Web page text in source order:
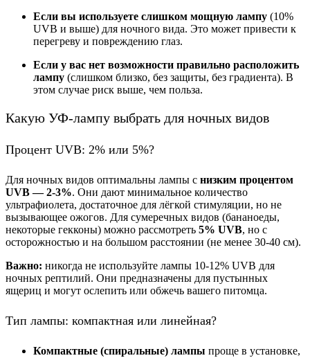
Если вы используете слишком мощную лампу (10%
UVB и выше) для ночного вида. Это может привести к
перегреву и повреждению глаз.
Если у вас нет возможности правильно расположить
лампу (слишком близко, без защиты, без градиента). В
этом случае риск выше, чем польза.
Какую УФ-лампу выбрать для ночных видов
Процент UVB: 2% или 5%?
Для ночных видов оптимальны лампы с низким процентом
UVB — 2-3%. Они дают минимальное количество
ультрафиолета, достаточное для лёгкой стимуляции, но не
вызывающее ожогов. Для сумеречных видов (бананоеды,
некоторые гекконы) можно рассмотреть 5% UVB, но с
осторожностью и на большом расстоянии (не менее 30-40 см).
Важно: никогда не используйте лампы 10-12% UVB для
ночных рептилий. Они предназначены для пустынных
ящериц и могут ослепить или обжечь вашего питомца.
Тип лампы: компактная или линейная?
Компактные (спиральные) лампы проще в установке,